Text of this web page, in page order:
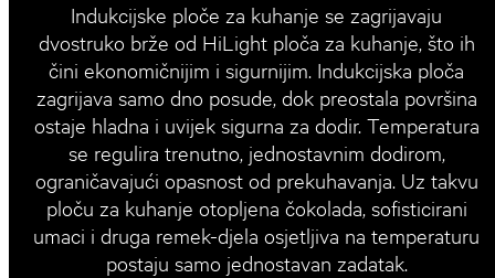
Indukcijske ploče za kuhanje se zagrijavaju
dvostruko brže od HiLight ploča za kuhanje, što ih
čini ekonomičnijim i sigurnijim. Indukcijska ploča
zagrijava samo dno posude, dok preostala površina
ostaje hladna i uvijek sigurna za dodir. Temperatura
se regulira trenutno, jednostavnim dodirom,
ograničavajući opasnost od prekuhavanja. Uz takvu
ploču za kuhanje otopljena čokolada, sofisticirani
umaci i druga remek-djela osjetljiva na temperaturu
postaju samo jednostavan zadatak.